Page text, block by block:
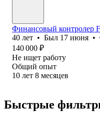
Финансовый
40 лет • Был 17 июня •
140 000 ₽
Не ищет работу
Общий опыт
10 лет 8 месяцев
Быстрые